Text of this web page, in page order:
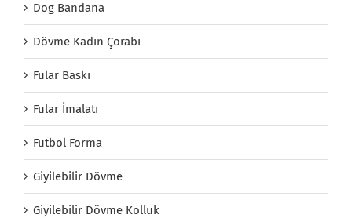
Dog Bandana
Dövme Kadın Çorabı
Fular Baskı
Fular İmalatı
Futbol Forma
Giyilebilir Dövme
Giyilebilir Dövme Kolluk